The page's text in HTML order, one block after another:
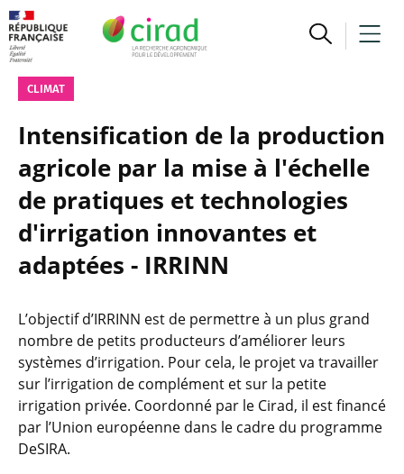
CLIMAT
Intensification de la production
agricole par la mise à l'échelle
de pratiques et technologies
d'irrigation innovantes et
adaptées - IRRINN
L’objectif d’IRRINN est de permettre à un plus grand
nombre de petits producteurs d’améliorer leurs
systèmes d’irrigation. Pour cela, le projet va travailler
sur l’irrigation de complément et sur la petite
irrigation privée. Coordonné par le Cirad, il est financé
par l’Union européenne dans le cadre du programme
DeSIRA.